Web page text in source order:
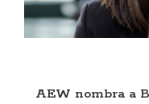
AEW nombra a